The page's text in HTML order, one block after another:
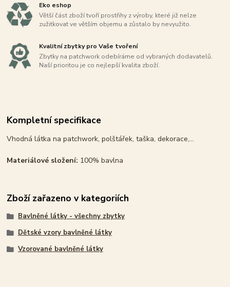
Eko eshop
Větší část zboží tvoří prostřihy z výroby, které již nelze
zužitkovat ve větším objemu a zůstalo by nevyužito.
Kvalitní zbytky pro Vaše tvoření
Zbytky na patchwork odebíráme od vybraných dodavatelů.
Naší prioritou je co nejlepší kvalita zboží.
Kompletní specifikace
Vhodná látka na patchwork, polštářek, taška, dekorace,...
Materiálové složení: 100% bavlna
Zboží zařazeno v kategoriích
Bavlněné látky - všechny zbytky
Dětské vzory bavlněné látky
Vzorované bavlněné látky